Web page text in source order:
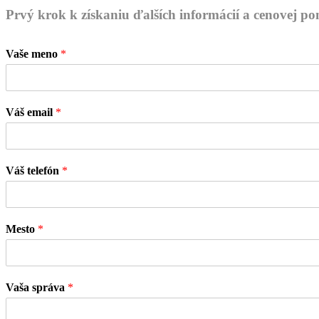
Prvý krok k získaniu ďalších informácií a cenovej
Vaše meno *
Váš email *
Váš telefón *
Mesto *
Vaša správa *